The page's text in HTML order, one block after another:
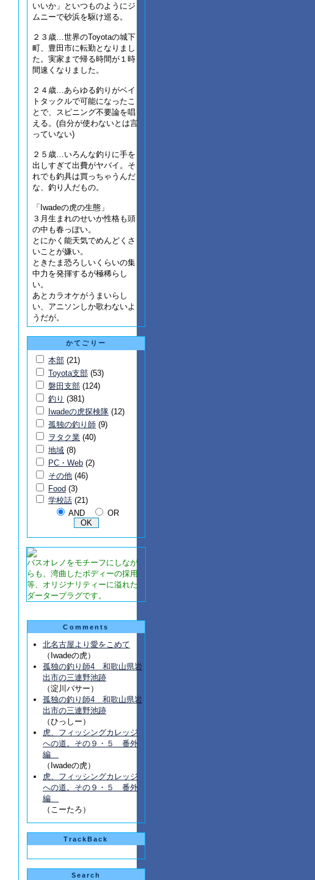
いいか」といつものようにジ
ムニーで砂浜を駆け巡る。
２３歳…世界のToyotaの城下
町、豊田市に転勤となりまし
た。実家まで帰る時間が１時
間速くなりました。
２４歳…あらゆる釣りがベイ
トタックルで可能になったこ
とで、スピニング不要論を唱
える。(自分が使わないとは言
っていない)
２５歳…いろんな釣りに手を
出しすぎて出費がヤバイ。そ
れでも釣具は買っちゃうんだ
な、釣り人だもの。
「Iwadeの虎の生態」
３月生まれのせいか性格も頭
の中も春っぽい。
とにかく能天気でめんどくさ
いことが嫌い。
ときたま恐ろしいくらいの集
中力を発揮するが極稀らし
い。
あとカラオケがうまいらし
い、アニソンしか歌わないよ
うだが。
かてごりー
本部 (21)
Toyota支部 (53)
磐田支部 (124)
釣り (381)
Iwadeの虎探検隊 (12)
孤独の釣り師 (9)
ヲタク業 (40)
地域 (8)
PC・Web (2)
その他 (46)
Food (3)
学校話 (21)
AND
OR
バスオレノをモチーフにしなが
らも、湾曲したボディーの採用
等、オリジナリティーに溢れた
ダータープラグです。
Comments
北名古屋より愛をこめて
（Iwadeの虎）
孤独の釣り師4 和歌山県岩
出市の三連野池跡
（淀川バサー）
孤独の釣り師4 和歌山県岩
出市の三連野池跡
（ひっしー）
虎、フィッシングカレッジ
への道。その９・５ 番外
編
（Iwadeの虎）
虎、フィッシングカレッジ
への道。その９・５ 番外
編
（こーたろ）
TrackBack
Search